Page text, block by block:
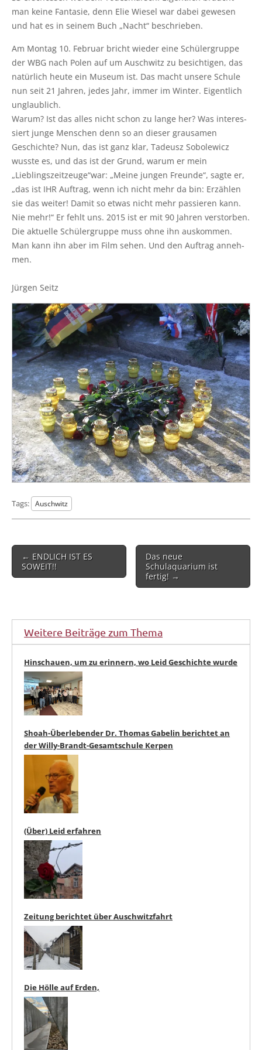
man kei­ne Fan­ta­sie, denn Elie Wie­sel war dabei gewe­sen
und hat es in sei­nem Buch „Nacht“ beschrieben.
Am Mon­tag 10. Febru­ar bricht wie­der eine Schü­ler­grup­pe
der WBG nach Polen auf um Ausch­witz zu besich­ti­gen, das
natür­lich heu­te ein Muse­um ist. Das macht unse­re Schu­le
nun seit 21 Jah­ren, jedes Jahr, immer im Win­ter. Eigent­lich
unglaub­lich.
War­um? Ist das alles nicht schon zu lan­ge her? Was inter­es­
siert jun­ge Men­schen denn so an die­ser grau­sa­men
Geschich­te? Nun, das ist ganz klar, Tade­usz Sobo­le­wicz
wuss­te es, und das ist der Grund, war­um er mein
„Lieblingszeitzeuge“war: „Mei­ne jun­gen Freun­de“, sag­te er,
„das ist IHR Auf­trag, wenn ich nicht mehr da bin: Erzäh­len
sie das wei­ter! Damit so etwas nicht mehr pas­sie­ren kann.
Nie mehr!“ Er fehlt uns. 2015 ist er mit 90 Jah­ren ver­stor­ben.
Die aktu­el­le Schü­ler­grup­pe muss ohne ihn aus­kom­men.
Man kann ihn aber im Film sehen. Und den Auf­trag anneh­
men.
Jür­gen Seitz
Tags: Auschwitz
Post
navigation
← ENDLICH IST ES
SOWEIT!!
Das neue
Schulaquarium ist
fertig! →
Weitere Beiträge zum Thema
Hinschauen, um zu erinnern, wo Leid Geschichte wurde
Shoah-Überlebender Dr. Thomas Gabelin berichtet an
der Willy-Brandt-Gesamtschule Kerpen
(Über) Leid erfahren
Zeitung berichtet über Auschwitzfahrt
Die Hölle auf Erden,